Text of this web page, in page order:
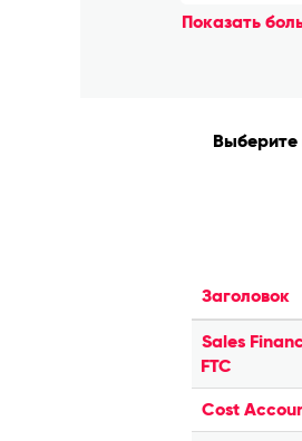
Показать
Выберите
Заголовок
Sales
FTC
Cost